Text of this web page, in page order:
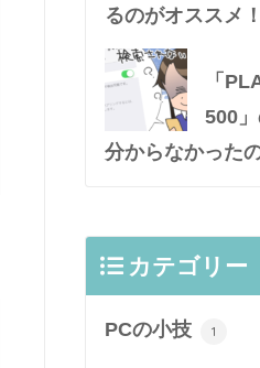
るのがオススメ！
「
500
分からなかった
カテゴリー
PCの小技 1